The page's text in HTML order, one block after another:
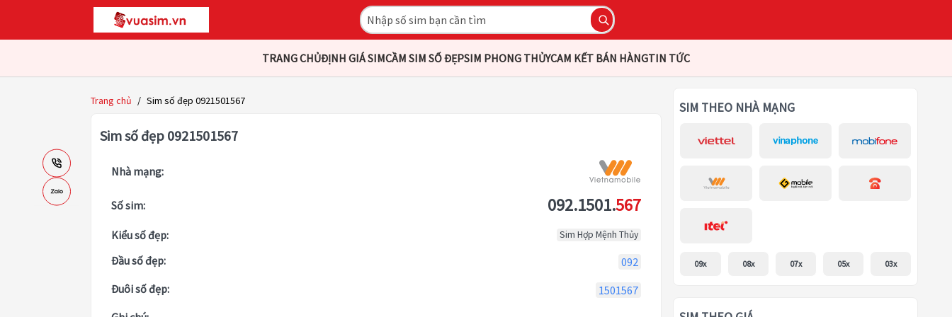
TRANG CHỦĐỊNH GIÁ SIMCẦM SIM SỐ ĐẸPSIM PHONG THỦYCAM KẾT BÁN HÀNGTIN TỨC
Trang chủ / Sim số đẹp 0921501567
Sim số đẹp 0921501567
Nhà mạng:
Số sim: 092.1501.567
Kiểu số đẹp: Sim Hợp Mệnh Thủy
Đầu số đẹp:
092
Đuôi số đẹp:
1501567
SIM THEO NHÀ MẠNG
09x 08x 07x 05x 03x